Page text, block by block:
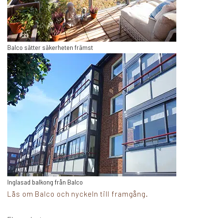
Balco sätter säkerheten främst
Inglasad balkong från Balco
Läs om Balco och nyckeln till framgång.